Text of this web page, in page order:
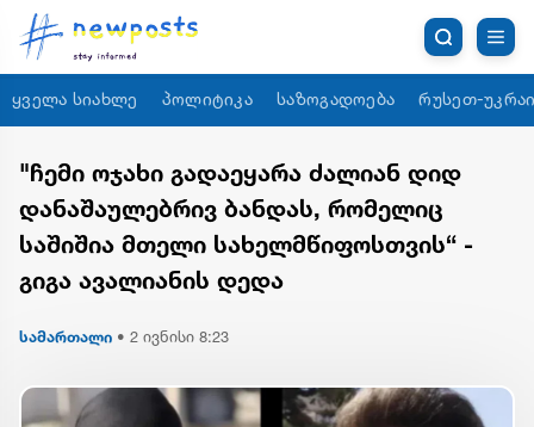
ყველა სიახლე პოლიტიკა საზოგადოება რუსეთ-
"ჩემი ოჯახი გადაეყარა ძალიან დიდ
დანაშაულებრივ ბანდას, რომელიც
საშიშია მთელი სახელმწიფოსთვის“ -
გიგა ავალიანის დედა
სამართალი • 2 ივნისი 8:23